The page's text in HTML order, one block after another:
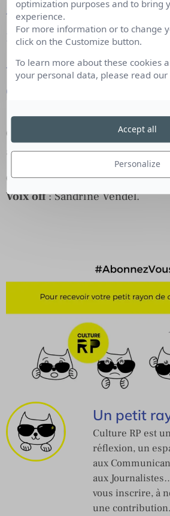
Apple Podcasts
Deezer
Amazon Music
Google Podcasts
Co-production OFFREMEDIA
avecCision, éclaireur de
Création graphique: Saria
Voix off: Sandrine Vendel.
Un petit
Culture RP est
réflexion, un
aux
aux
vous inscrire, à
une
optimization purposes and to bring
experience.
For more information or to change
click on the Customize button.
To learn more about these cookies
your personal data, please read our
Personalize
Accept all